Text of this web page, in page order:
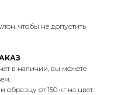
чтобы не допустить
в наличии, вы можете
от 150 кг на цвет.